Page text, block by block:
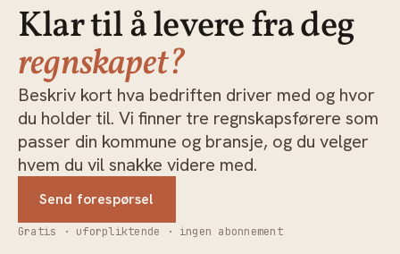
Klar til å levere fra deg
regnskapet?
Beskriv kort hva bedriften driver med og hvor
du holder til. Vi finner tre regnskapsførere som
passer din kommune og bransje, og du velger
hvem du vil snakke videre med.
Send forespørsel
Gratis · uforpliktende · ingen abonnement